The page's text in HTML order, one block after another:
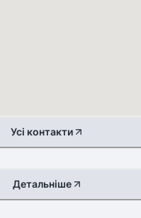
Усі контакти
Детальніше